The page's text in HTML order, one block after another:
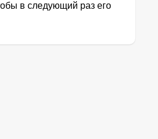
в следующий раз его